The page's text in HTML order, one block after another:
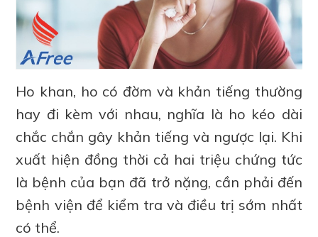
Ho khan, ho có đờm và khản tiếng thường
hay đi kèm với nhau, nghĩa là ho kéo dài
chắc chắn gây khản tiếng và ngược lại. Khi
xuất hiện đồng thời cả hai triệu chứng tức
là bệnh của bạn đã trở nặng, cần phải đến
bệnh viện để kiểm tra và điều trị sớm nhất
có thể.